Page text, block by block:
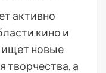
активно
кино и
ищет новые
творчества, а